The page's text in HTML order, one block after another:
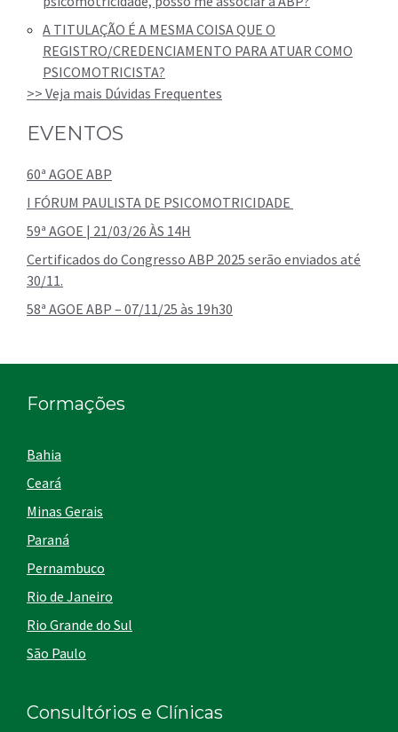
A TITULAÇÃO É A MESMA COISA QUE O
REGISTRO/CREDENCIAMENTO PARA ATUAR COMO
PSICOMOTRICISTA?
>> Veja mais Dúvidas Frequentes
EVENTOS
60ª AGOE ABP
I FÓRUM PAULISTA DE PSICOMOTRICIDADE
59ª AGOE | 21/03/26 ÀS 14H
Certificados do Congresso ABP 2025 serão enviados até
30/11.
58ª AGOE ABP – 07/11/25 às 19h30
Formações
Bahia
Ceará
Minas Gerais
Paraná
Pernambuco
Rio de Janeiro
Rio Grande do Sul
São Paulo
Consultórios e Clínicas